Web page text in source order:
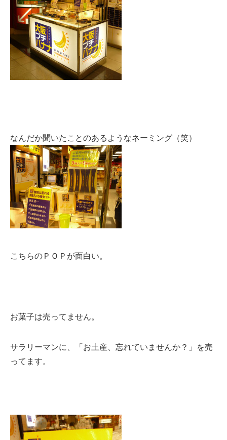
なんだか聞いたことのあるようなネーミング（笑）
こちらのＰＯＰが面白い。
お菓子は売ってません。
サラリーマンに、「お土産、忘れていませんか？」を売
ってます。